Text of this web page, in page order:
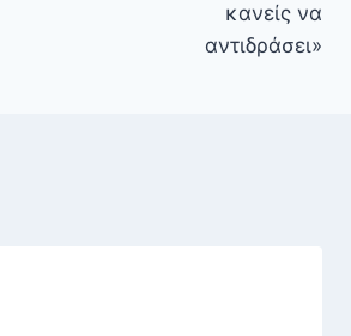
κανείς να
αντιδράσει»